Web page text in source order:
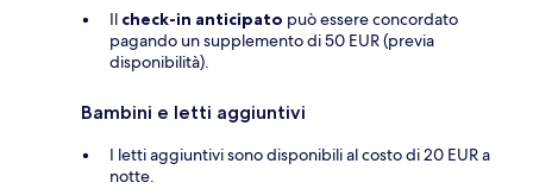
Il check-in anticipato può essere concordato
pagando un supplemento di 50 EUR (previa
disponibilità).
Bambini e letti aggiuntivi
I letti aggiuntivi sono disponibili al costo di 20 EUR a
notte.